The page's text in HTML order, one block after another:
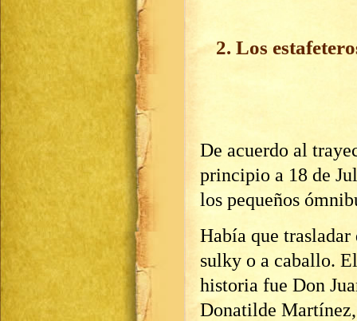
2. Los
De acuerdo al
principio a 18 de
los pequeños
Había que trasladar
sulky o a caballo.
historia fue Don
Donatilde